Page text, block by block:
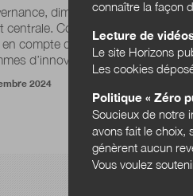
dimension ignorée et
centrale. Comment mieux la
en compte dans la conception de
d’innovation et d...
2024
connaître la façon
Lecture de
Le site Horizons
Les cookies
Politique « Zéro
Soucieux de notre
avons fait le choix,
génèrent aucun
Vous voulez